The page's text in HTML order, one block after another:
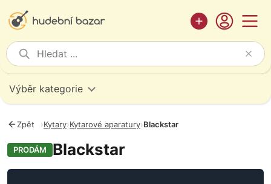
Výběr kategorie
Zpět ›Kytary›Kytarové aparatury›Blackstar
PRODÁM Blackstar
Fotografie